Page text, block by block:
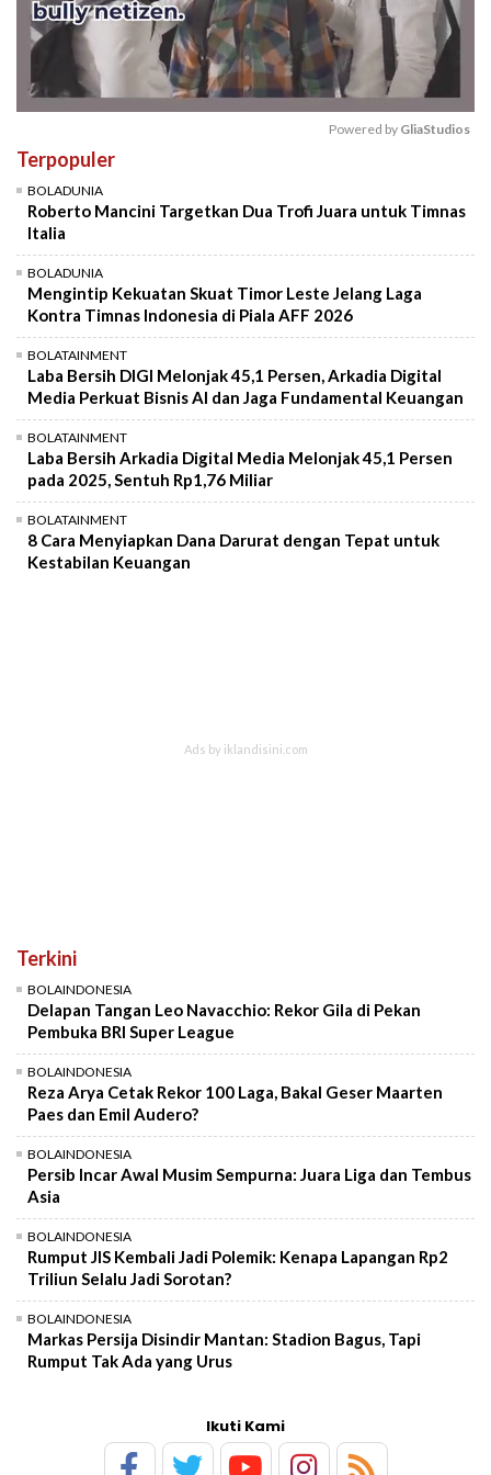
Powered by GliaStudios
Terpopuler
BOLADUNIA
Roberto Mancini Targetkan Dua Trofi Juara untuk Timnas
Italia
BOLADUNIA
Mengintip Kekuatan Skuat Timor Leste Jelang Laga
Kontra Timnas Indonesia di Piala AFF 2026
BOLATAINMENT
Laba Bersih DIGI Melonjak 45,1 Persen, Arkadia Digital
Media Perkuat Bisnis AI dan Jaga Fundamental Keuangan
BOLATAINMENT
Laba Bersih Arkadia Digital Media Melonjak 45,1 Persen
pada 2025, Sentuh Rp1,76 Miliar
BOLATAINMENT
8 Cara Menyiapkan Dana Darurat dengan Tepat untuk
Kestabilan Keuangan
Terkini
BOLAINDONESIA
Delapan Tangan Leo Navacchio: Rekor Gila di Pekan
Pembuka BRI Super League
BOLAINDONESIA
Reza Arya Cetak Rekor 100 Laga, Bakal Geser Maarten
Paes dan Emil Audero?
BOLAINDONESIA
Persib Incar Awal Musim Sempurna: Juara Liga dan Tembus
Asia
BOLAINDONESIA
Rumput JIS Kembali Jadi Polemik: Kenapa Lapangan Rp2
Triliun Selalu Jadi Sorotan?
BOLAINDONESIA
Markas Persija Disindir Mantan: Stadion Bagus, Tapi
Rumput Tak Ada yang Urus
Ikuti Kami